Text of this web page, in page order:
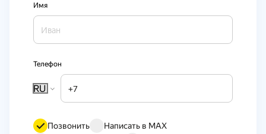
Имя
Телефон
RU
Позвонить
Написать в MAX